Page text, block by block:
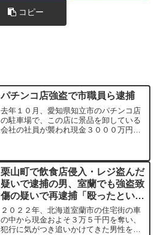
コピー
パチンコ店強盗で市職員ら逮捕
去年１０月、愛知県知立市のパチンコ店
の駐車場で、この店に景品を卸している
会社の社員が襲われ現金３０００万円が
ました。
栗山町で飲食店侵入・レジ盗んだ
疑いで逮捕の男、室蘭でも強盗致
傷の疑いで再逮捕「殴ったという
記憶ない」
２０２２年、北海道室蘭市の住宅街の車
の中から現金およそ３万５千円を奪い、
犯行に気がつき追いかけてきた男性をな